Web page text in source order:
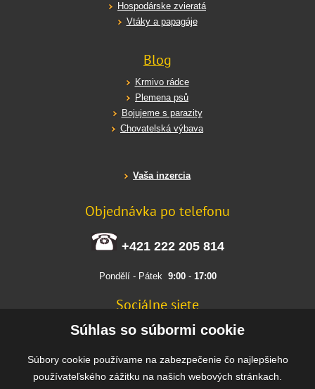
Hospodárske zvieratá
Vtáky a papagáje
Blog
Krmivo rádce
Plemena psů
Bojujeme s parazity
Chovatelská výbava
Vaša inzercia
Objednávka po telefonu
+421 222 205 814
Pondělí - Pátek 9:00- 17:00
Sociálne siete
FACEBOOK
Súhlas so súbormi cookie
Súbory cookie používame na zabezpečenie čo najlepšieho
používateľského zážitku na našich webových stránkach.